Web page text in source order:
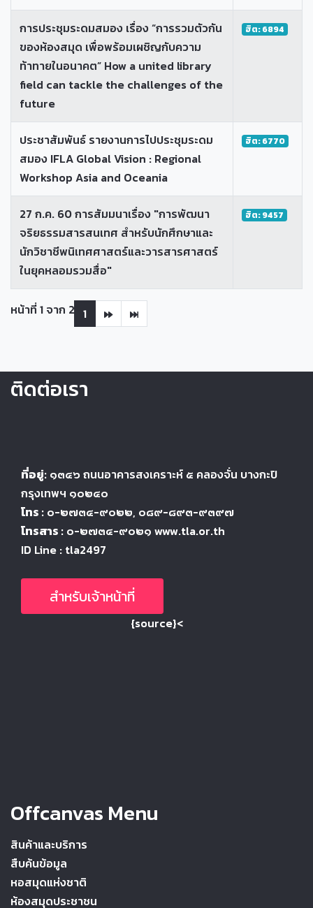
การประชุมระดมสมอง เรื่อง “การรวมตัวกัน
ของห้องสมุด เพื่อพร้อมเผชิญกับความ
ท้าทายในอนาคต” How a united library
field can tackle the challenges of the
future
ฮิต: 6894
ประชาสัมพันธ์ รายงานการไปประชุมระดม
สมอง IFLA Global Vision : Regional
Workshop Asia and Oceania
ฮิต: 6770
27 ก.ค. 60 การสัมมนาเรื่อง "การพัฒนา
จริยธรรมสารสนเทศ สำหรับนักศึกษาและ
นักวิชาชีพนิเทศศาสตร์และวารสารศาสตร์
ในยุคหลอมรวมสื่อ"
ฮิต: 9457
หน้าที่ 1 จาก 2 1
ติดต่อเรา
ที่อยู่: ๑๓๔๖ ถนนอาคารสงเคราะห์ ๕ คลองจั่น บางกะปิ
กรุงเทพฯ ๑๐๒๔๐
โทร : ๐-๒๗๓๔-๙๐๒๒, ๐๘๙-๘๙๓-๙๓๙๗
โทรสาร : ๐-๒๗๓๔-๙๐๒๑ www.tla.or.th
ID Line : tla2497
สำหรับเจ้าหน้าที่
{source}<
Offcanvas Menu
สินค้าและบริการ
สืบค้นข้อมูล
หอสมุดแห่งชาติ
ห้องสมุดประชาชน